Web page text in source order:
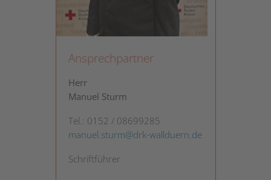
Ansprechpartner
Herr
Manuel Sturm
Tel.: 0152 / 08699285
manuel.sturm@drk-wallduern.de
Schriftführer